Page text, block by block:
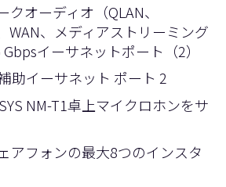
クオーディオ（QLAN、
WAN、メディアストリーミング
イーサネットポート（2）
助イーサネット ポート 2
NM-T1卓上マイクロホンをサ
アフォンの最大8つのインスタ